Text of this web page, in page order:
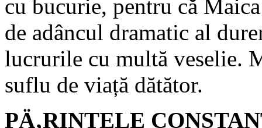
cu bucurie, pentru că
de adâncul dramatic al
lucrurile cu multă veselie.
suflu de viață dătător.
PÄ‚RINTELE